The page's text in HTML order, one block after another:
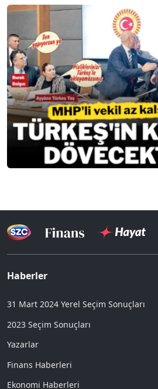
Haberler
31 Mart 2024 Yerel Seçim Sonuçları
2023 Seçim Sonuçları
Yazarlar
Finans Haberleri
Ekonomi Haberleri